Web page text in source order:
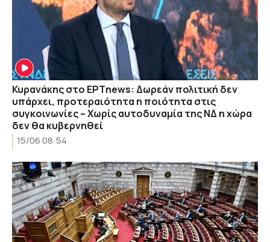
Κυρανάκης στο ΕΡΤnews: Δωρεάν πολιτική δεν
υπάρχει, προτεραιότητα η ποιότητα στις
συγκοινωνίες – Χωρίς αυτοδυναμία της ΝΔ η χώρα
δεν θα κυβερνηθεί
15/06 08:54